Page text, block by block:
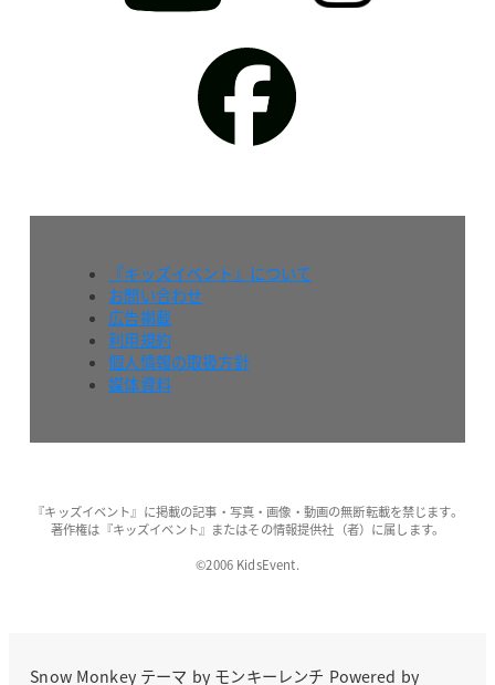
『キッズイベント』について
お問い合わせ
広告掲載
利用規約
個人情報の取扱方針
媒体資料
『キッズイベント』に掲載の記事・写真・画像・動画の無断転載を禁じます。
著作権は『キッズイベント』またはその情報提供社（者）に属します。
©2006 KidsEvent.
Snow Monkeyテーマ by モンキーレンチ Powered by